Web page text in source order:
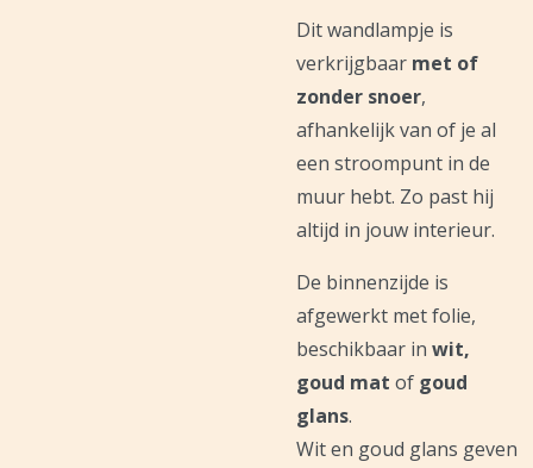
Dit wandlampje is
verkrijgbaar met of
zonder snoer,
afhankelijk van of je al
een stroompunt in de
muur hebt. Zo past hij
altijd in jouw interieur.
De binnenzijde is
afgewerkt met folie,
beschikbaar in wit,
goud mat of goud
glans.
Wit en goud glans geven